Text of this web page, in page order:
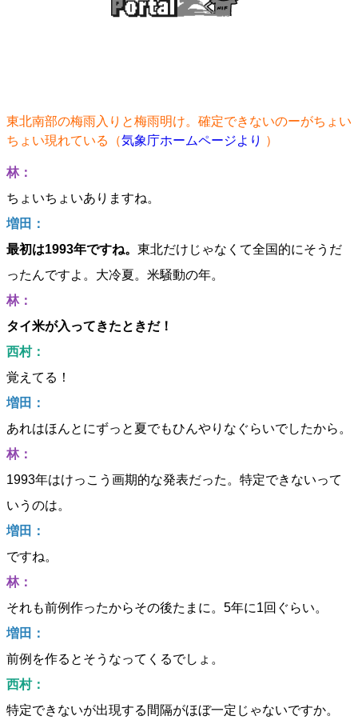
東北南部の梅雨入りと梅雨明け。確定できないのーがちょい
ちょい現れている（気象庁ホームページより ）
林：
ちょいちょいありますね。
増田：
最初は1993年ですね。 東北だけじゃなくて全国的にそうだ
ったんですよ。大冷夏。米騒動の年。
林：
タイ米が入ってきたときだ！
西村：
覚えてる！
増田：
あれはほんとにずっと夏でもひんやりなぐらいでしたから。
林：
1993年はけっこう画期的な発表だった。特定できないって
いうのは。
増田：
ですね。
林：
それも前例作ったからその後たまに。5年に1回ぐらい。
増田：
前例を作るとそうなってくるでしょ。
西村：
特定できないが出現する間隔がほぼ一定じゃないですか。